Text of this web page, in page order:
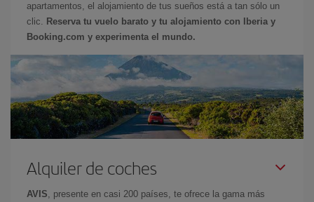
apartamentos, el alojamiento de tus sueños está a tan sólo un
clic. Reserva tu vuelo barato y tu alojamiento con Iberia y
Booking.com y experimenta el mundo.
Alquiler de coches
AVIS, presente en casi 200 países, te ofrece la gama más